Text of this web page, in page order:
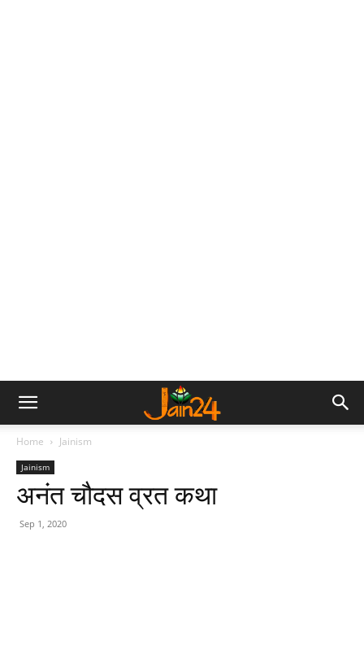
Home Jainism
Jainism
अनंत चौदस व्रत कथा
Sep 1, 2020